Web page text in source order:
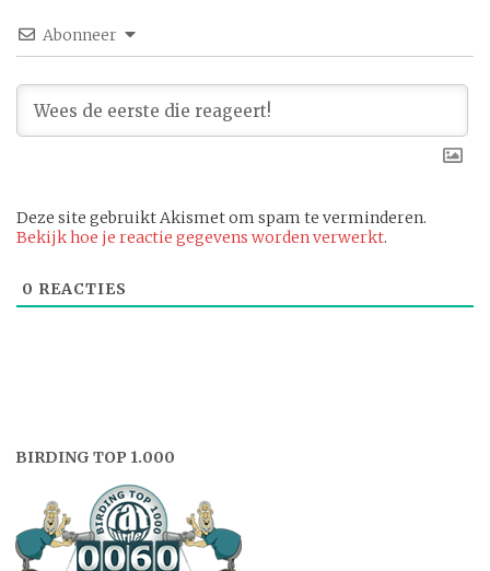
Abonneer
Deze site gebruikt Akismet om spam te verminderen.
Bekijk hoe je reactie gegevens worden verwerkt.
0 REACTIES
BIRDING TOP 1.000